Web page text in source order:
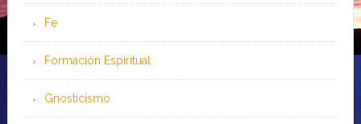
Fe
Formación Espiritual
Gnosticismo